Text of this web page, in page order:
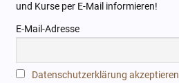
und Kurse per E-Mail informieren!
E-Mail-Adresse
Datenschutzerklärung akzeptieren